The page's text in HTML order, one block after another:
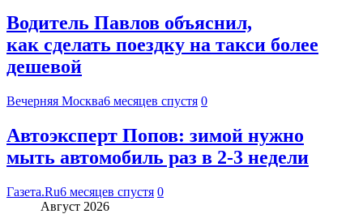
Водитель Павлов объяснил,
как сделать поездку на такси более
дешевой
Вечерняя Москва6 месяцев спустя 0
Автоэксперт Попов: зимой нужно
мыть автомобиль раз в 2-3 недели
Газета.Ru6 месяцев спустя 0
Август 2026